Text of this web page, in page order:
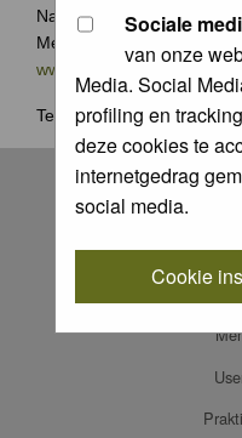
Sociale
van onze
Media. Social
profiling en
deze cookies te
internetgedrag
social media.
Cookie
Natuurfotografie.nl vaak
Meer weten? Ga naar
www.natuurfotografie.nl/
Terug naarhome.